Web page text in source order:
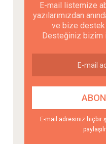
E-mail listemize
yazılarımızdan
ve bize
Desteğiniz bizim
E-mail adresiniz hiçbir